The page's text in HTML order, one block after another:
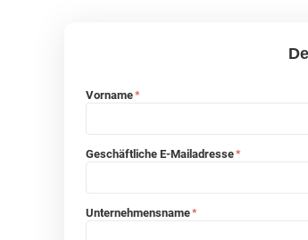
Vorname*
Geschäftliche E-Mailadresse*
Unternehmensname*